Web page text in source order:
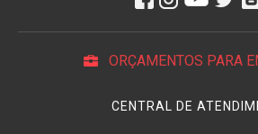
ORÇAMENTOS PARA
CENTRAL DE